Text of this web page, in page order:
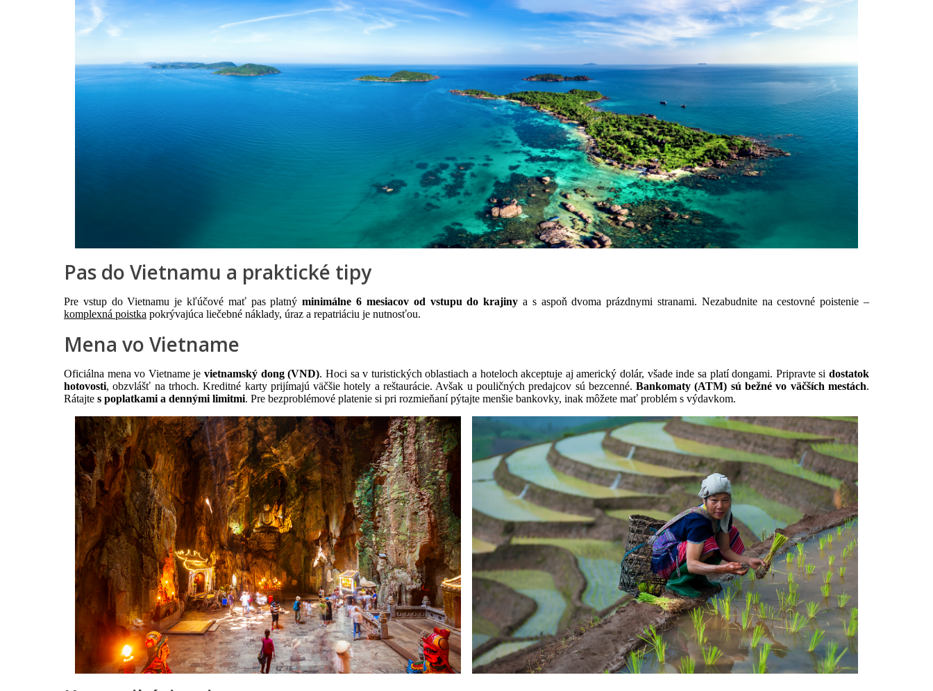
Pas do Vietnamu a praktické tipy
Pre vstup do Vietnamu je kľúčové mať pas platnýminimálne 6 mesiacov od vstupu do krajiny a s aspoň dvoma prázdnymi stranami. Nezabudnite na cestovné poistenie –
komplexná poistka pokrývajúca liečebné náklady, úraz a repatriáciu je nutnosťou.
Mena vo Vietname
Oficiálna mena vo Vietname jevietnamský dong (VND). Hoci sa v turistických oblastiach a hoteloch akceptuje aj americký dolár, všade inde sa platí dongami. Pripravte sidostatok
hotovosti, obzvlášť na trhoch. Kreditné karty prijímajú väčšie hotely a reštaurácie. Avšak u pouličných predajcov sú bezcenné.Bankomaty (ATM) sú bežné vo väčších mestách.
Rátajte s poplatkami a dennými limitmi. Pre bezproblémové platenie si pri rozmieňaní pýtajte menšie bankovky, inak môžete mať problém s výdavkom.